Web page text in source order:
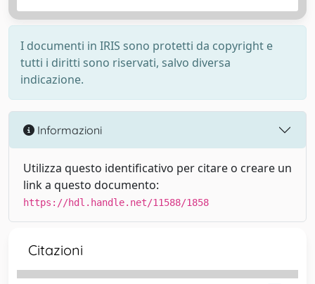
I documenti in IRIS sono protetti da copyright e
tutti i diritti sono riservati, salvo diversa
indicazione.
Informazioni
Utilizza questo identificativo per citare o creare un
link a questo documento:
https://hdl.handle.net/11588/1858
Citazioni